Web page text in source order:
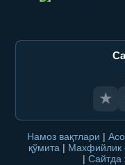
★
Намоз вақтлари |
қўмита | Махфийлик
| Сайтда